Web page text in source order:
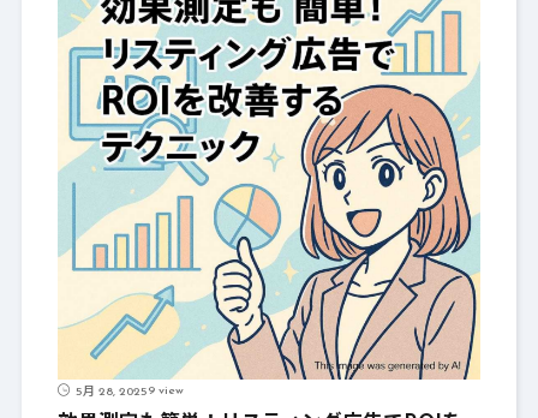
5月 28, 20259 view